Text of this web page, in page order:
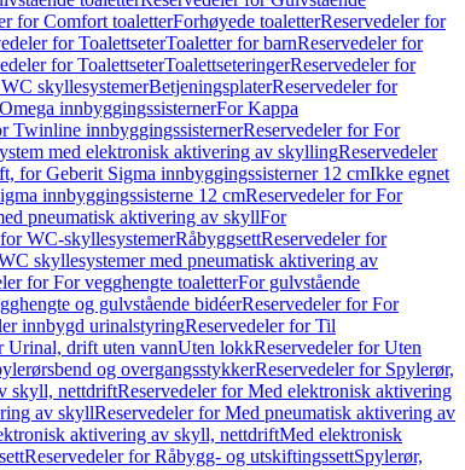
for Comfort toaletterForhøyede toaletterReservedeler for
for ToalettseterToaletter for barnReservedeler for
for ToalettseterToalettseteringerReservedeler for
skyllesystemerBetjeningsplaterReservedeler for
innbyggingssisternerFor Kappa
Twinline innbyggingssisternerReservedeler for For
med elektronisk aktivering av skyllingReservedeler
for Geberit Sigma innbyggingssisterner 12 cmIkke egnet
innbyggingssisterne 12 cmReservedeler for For
pneumatisk aktivering av skyllFor
WC-skyllesystemerRåbyggsettReservedeler for
skyllesystemer med pneumatisk aktivering av
for For vegghengte toaletterFor gulvstående
og gulvstående bidéerReservedeler for For
innbygd urinalstyringReservedeler for Til
Urinal, drift uten vannUten lokkReservedeler for Uten
og overgangsstykkerReservedeler for Spylerør,
skyll, nettdriftReservedeler for Med elektronisk aktivering
av skyllReservedeler for Med pneumatisk aktivering av
aktivering av skyll, nettdriftMed elektronisk
Reservedeler for Råbygg- og utskiftingssettSpylerør,